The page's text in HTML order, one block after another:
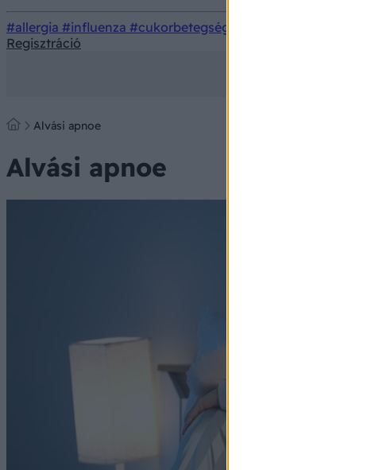
#allergia #influenza #cukorbetegség
Regisztráció
Alvási apnoe
Alvási apnoe